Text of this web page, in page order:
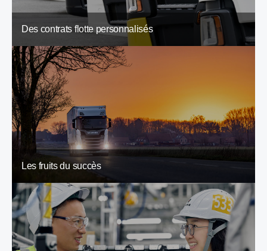
Des contrats flotte personnalisés
Les fruits du succès